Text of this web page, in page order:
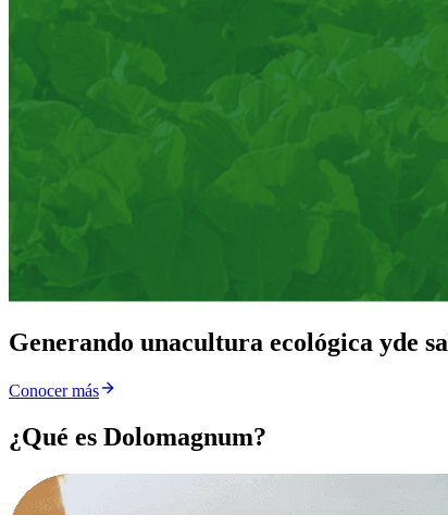
Generando unacultura ecológica yde
Conocer más
¿Qué es Dolomagnum?